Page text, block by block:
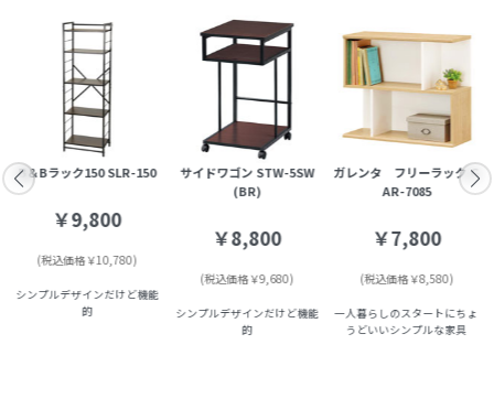
B＆Bラック150 SLR-150
￥9,800
(税込価格￥10,780)
シンプルデザインだけど機能
的
サイドワゴン STW-5SW
(BR)
￥8,800
(税込価格￥9,680)
シンプルデザインだけど機能
的
ガレンタ フリーラック G
AR-7085
￥7,800
(税込価格￥8,580)
一人暮らしのスタートにちょ
うどいいシンプルな家具